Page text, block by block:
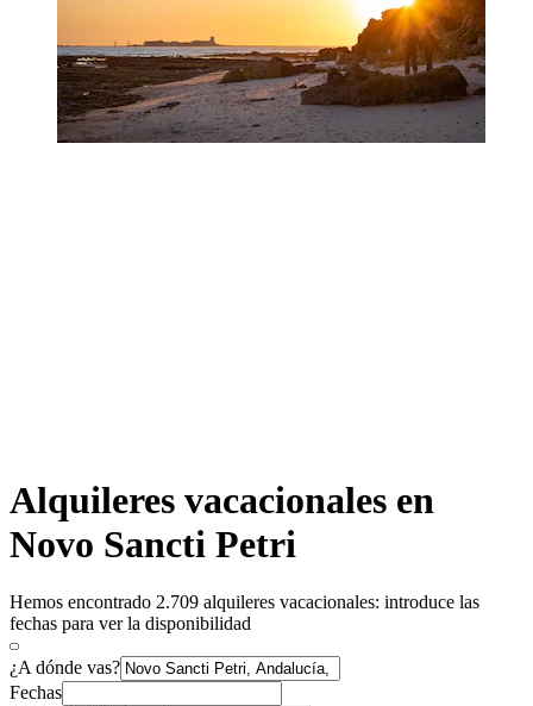
Alquileres vacacionales en
Novo Sancti Petri
Hemos encontrado 2.709 alquileres vacacionales: introduce las
fechas para ver la disponibilidad
¿A dónde vas?
Fechas